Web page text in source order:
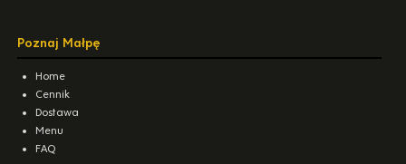
Poznaj Małpę
Home
Cennik
Dostawa
Menu
FAQ